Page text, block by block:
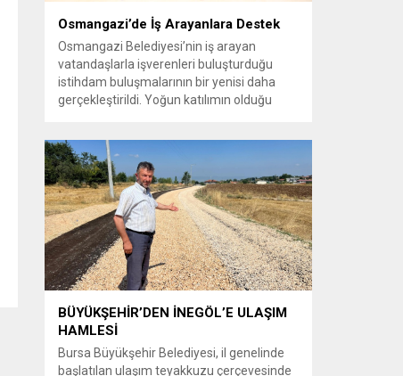
Osmangazi’de İş Arayanlara Destek
Osmangazi Belediyesi’nin iş arayan
vatandaşlarla işverenleri buluşturduğu
istihdam buluşmalarının bir yenisi daha
gerçekleştirildi. Yoğun katılımın olduğu
değerlendirmelerin ardından iş sahibi oldu.
Osmangazi Belediyesi’nin, Bursa Ticaret
ve Sanayi Odası (BTSO) ve İŞKUR iş
birliğiyle yıl boyunca sürdürdüğü istihdam
buluşmaları yoğun ilgi görmeye devam...
BÜYÜKŞEHİR’DEN İNEGÖL’E ULAŞIM
HAMLESİ
Bursa Büyükşehir Belediyesi, il genelinde
başlatılan ulaşım teyakkuzu çerçevesinde